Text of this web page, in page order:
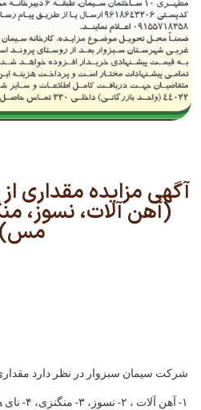
آگهی مزایده مقداری
(آهن آلات، نسوز،
مس)
شرکت سیمان سبزوار در نظر دارد